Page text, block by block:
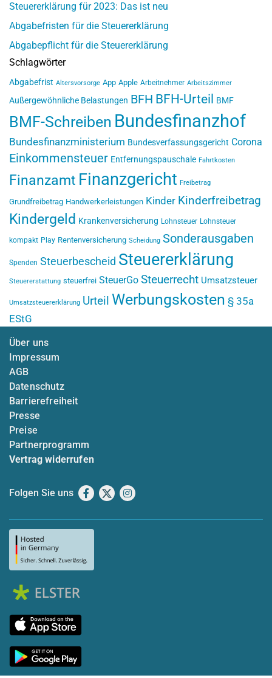
Steuererklärung für 2023: Das ist neu
Abgabefristen für die Steuererklärung
Abgabepflicht für die Steuererklärung
Schlagwörter
Abgabefrist Altersvorsorge App Apple Arbeitnehmer Arbeitszimmer
Außergewöhnliche Belastungen BFH BFH-Urteil BMF
BMF-Schreiben Bundesfinanzhof
Bundesfinanzministerium Bundesverfassungsgericht Corona
Einkommensteuer Entfernungspauschale Fahrtkosten
Finanzamt Finanzgericht Freibetrag
Grundfreibetrag Handwerkerleistungen Kinder Kinderfreibetrag
Kindergeld Krankenversicherung Lohnsteuer Lohnsteuer
kompakt Play Rentenversicherung Scheidung Sonderausgaben
Spenden Steuerbescheid Steuererklärung
Steuererstattung steuerfrei SteuerGo Steuerrecht Umsatzsteuer
Umsatzsteuererklärung Urteil Werbungskosten § 35a
EStG
Über uns
Impressum
AGB
Datenschutz
Barrierefreiheit
Presse
Preise
Partnerprogramm
Vertrag widerrufen
Folgen Sie uns Facebook
X Instagram